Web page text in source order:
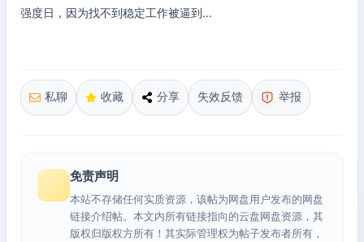
强度日，因为找不到稳定工作被逼到...
私聊 收藏 分享 失效反馈 举报
免责声明
本站不存储任何实质资源，该帖为网盘用户发布的网盘
链接介绍帖。本文内所有链接指向的云盘网盘资源，其
版权归版权方所有！其实际管理权为帖子发布者所有，